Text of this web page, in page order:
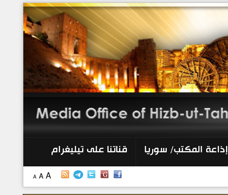
الرئيسية
إصدارات
منبر الصحافة
تواصل معنا
إذاعة المكتب/ سوريا
إذاعة المكتب/ سوريا قناتنا على تيليغرام
A A A